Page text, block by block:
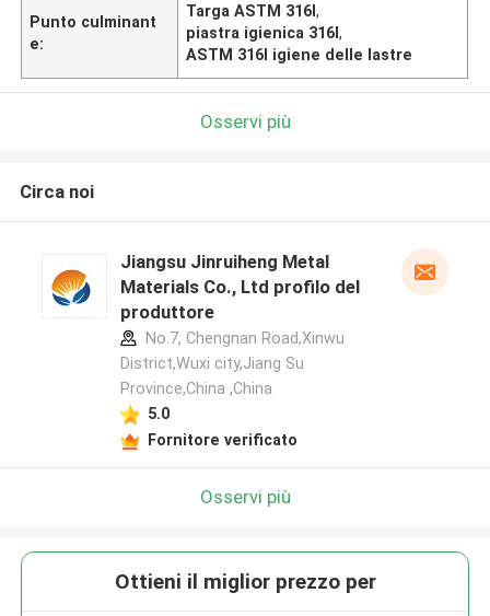
Punto culminant
e:
Targa ASTM 316l,
piastra igienica 316l,
ASTM 316l igiene delle lastre
Osservi più
Circa noi
Jiangsu Jinruiheng Metal
Materials Co., Ltd profilo del
produttore
No.7, Chengnan Road,Xinwu
District,Wuxi city,Jiang Su
Province,China ,China
5.0
Fornitore verificato
Osservi più
Ottieni il miglior prezzo per